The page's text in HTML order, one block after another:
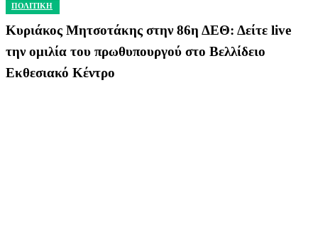
ΠΟΛΙΤΙΚΗ
Κυριάκος Μητσοτάκης στην 86η ΔΕΘ: Δείτε live
την ομιλία του πρωθυπουργού στο Βελλίδειο
Εκθεσιακό Κέντρο